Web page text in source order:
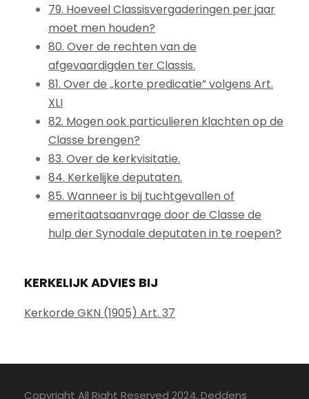
79. Hoeveel Classisvergaderingen per jaar
moet men houden?
80. Over de rechten van de
afgevaardigden ter Classis.
81. Over de „korte predicatie” volgens Art.
XLI
82. Mogen ook particulieren klachten op de
Classe brengen?
83. Over de kerkvisitatie.
84. Kerkelijke deputaten.
85. Wanneer is bij tuchtgevallen of
emeritaatsaanvrage door de Classe de
hulp der Synodale deputaten in te roepen?
KERKELIJK ADVIES BIJ
Kerkorde GKN (1905) Art. 37
Copyright All Right Reserved 2024, Deddens